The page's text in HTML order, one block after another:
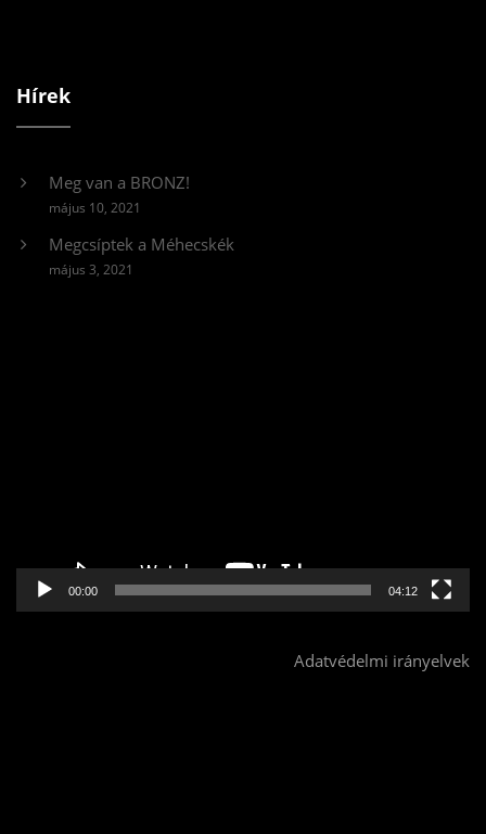
Hírek
Meg van a BRONZ!
május 10, 2021
Megcsíptek a Méhecskék
május 3, 2021
00:00 04:12
Adatvédelmi irányelvek